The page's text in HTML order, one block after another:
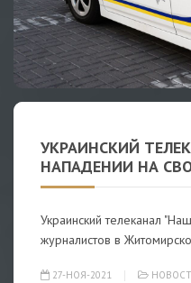
УКРАИНСКИЙ
НАПАДЕНИИ НА
Украинский телеканал
журналистов в
27-НОЯ-2021